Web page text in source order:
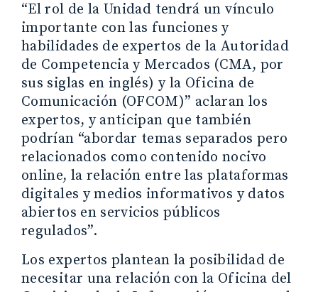
“El rol de la Unidad tendrá un vínculo
importante con las funciones y
habilidades de expertos de la Autoridad
de Competencia y Mercados (CMA, por
sus siglas en inglés) y la Oficina de
Comunicación (OFCOM)” aclaran los
expertos, y anticipan que también
podrían “abordar temas separados pero
relacionados como contenido nocivo
online, la relación entre las plataformas
digitales y medios informativos y datos
abiertos en servicios públicos
regulados”.
Los expertos plantean la posibilidad de
necesitar una relación con la Oficina del